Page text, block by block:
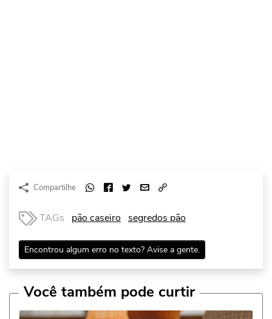
Compartilhe
TAGs pão caseiro segredos pão
Encontrou algum erro no texto? Avise a gente.
Você também pode curtir